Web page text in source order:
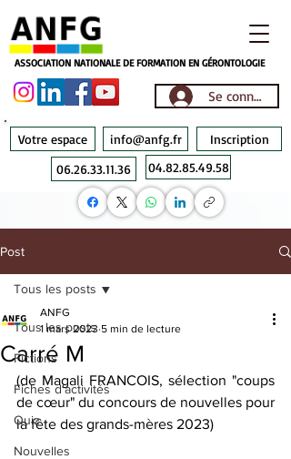
ASSOCIATION NATIONALE DE FORMATION EN GÉRONTOLOGIE
Se connecter
Votre espace info@anfg.fr
Inscription
06.26.33.11.36
04.82.85.49.58
Post
Tous les posts
Fictions
Fiches d'activités
Quiz
Nouvelles
Tous les posts
Carré M
ANFG
1 mars 2023 5 min de lecture
(de Magali FRANCOIS, sélection "coups
de cœur" du concours de nouvelles pour
la fête des grands-mères 2023)